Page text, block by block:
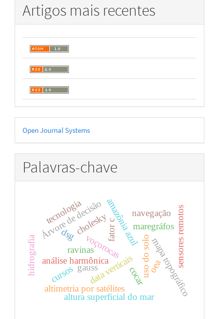
Artigos mais recentes
Desenvolvido
por
Open Journal Systems
Palavras-chave
data verticais
amazônia azul
voçorocas
ravinas uso do solo
Árvore de decisão
altimetria por satélites
altura superficial do marmapa topográfico
análise harmônica
maregráfos sensores remotos
hidrografia
navegação
cocar
dsg fator c
gauss
cholesky
tecnologia
oea
cursos